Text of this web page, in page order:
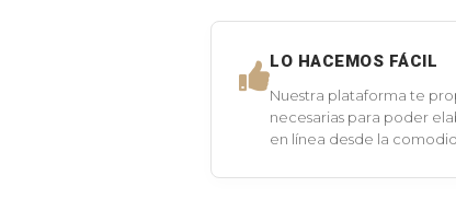
LO HACEMOS FÁCIL
Nuestra plataforma te
necesarias para poder
en línea desde la